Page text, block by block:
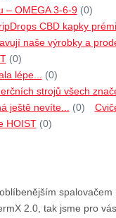
– OMEGA 3-6-9 (0)
CBD kapky
naše výrobky a
(0)
lépe...
(0)
strojů všech
ještě nevíte... (0)
HOIST (0)
2.0, tak jsme pro